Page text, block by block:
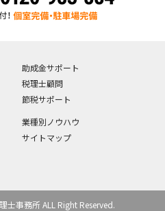
助成金サポート
税理士顧問
節税サポート
業種別ノウハウ
サイトマップ
事務所 ALL Right Reserved.